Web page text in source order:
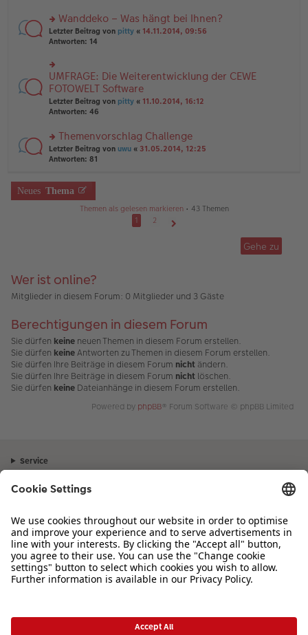
tr
a
g
e
n
er
tr
a
g
n
g
el
e
n
er
B
ei
tr
g
rs
te
u
n
g
el
es
e
er
B
ei
tr
g
Wanddeko – Was hängt bei Ihnen?
Letzter Beitrag von pitty « 14.11.2014, 09:56
Antworten: 14
rs
te
r
u
n
el
es
e
B
ei
UMFRAGE: Die Weiterentwicklung der CEWE
FOTOWELT Software
Letzter Beitrag von pitty « 11.10.2014, 16:12
Antworten: 46
rs
te
n
g
tr
a
g
Themenvorschlag Challenge
Letzter Beitrag von uwu « 31.05.2014, 12:25
Antworten: 81
Neues Thema
Themen als gelesen markieren• 43 Themen
1
2
Gehe zu
Wer ist online?
Mitglieder in diesem Forum: 0 Mitglieder und 3 Gäste
Berechtigungen in diesem Forum
Sie dürfen keine neuen Themen in diesem Forum erstellen.
Sie dürfen keineAntworten zu Themen in diesem Forum erstellen.
Sie dürfen Ihre Beiträge in diesem Forum nicht ändern.
Sie dürfen Ihre Beiträge in diesem Forum nicht löschen.
Sie dürfen keine Dateianhänge in diesem Forum erstellen.
Powered by phpBB® Forum Software © phpBB Limited
Service
Sortiment
Inspiration